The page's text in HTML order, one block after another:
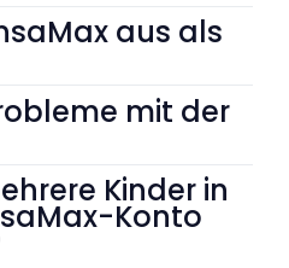
aus als
mit der
Kinder in
Konto